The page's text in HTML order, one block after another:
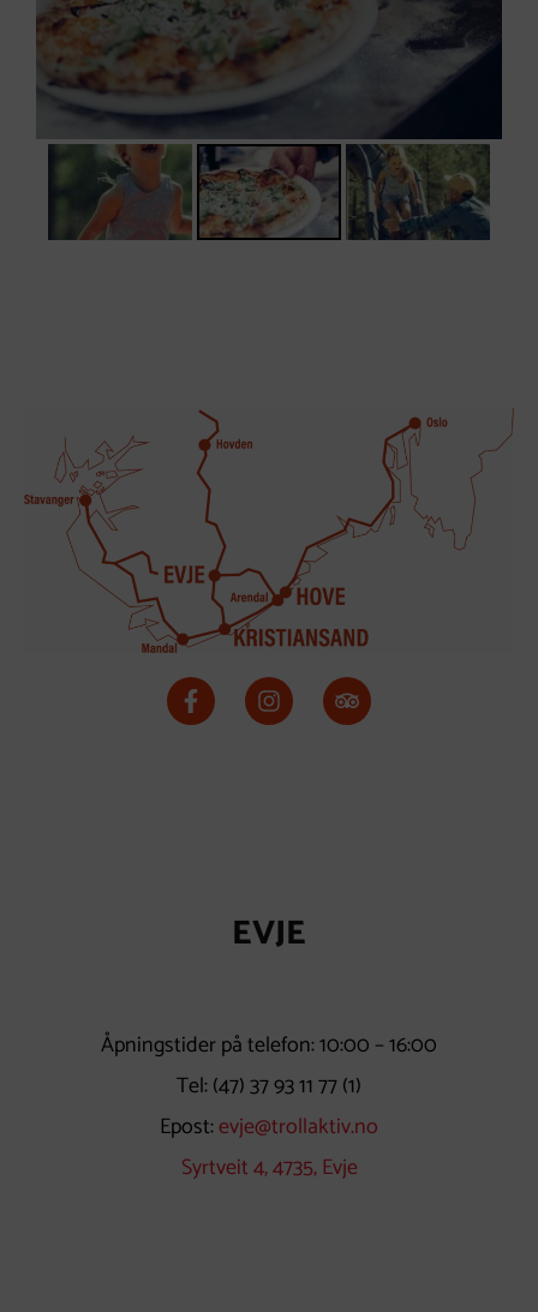
EVJE
Åpningstider på telefon: 10:00 – 16:00
Tel:(47) 37 93 11 77(1)
Epost:evje@trollaktiv.no
Syrtveit 4, 4735, Evje